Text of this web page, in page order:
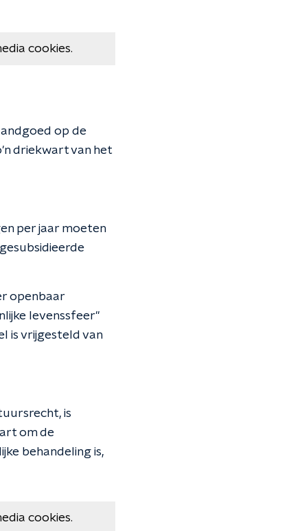
cookies.
op de
driekwart van het
per jaar moeten
openbaar
levenssfeer"
is vrijgesteld van
is
om de
behandeling is,
cookies.